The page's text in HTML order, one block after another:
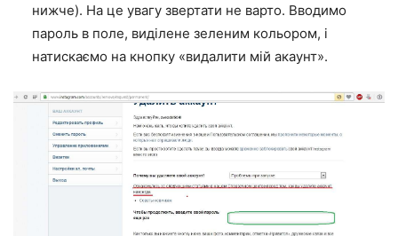
нижче). На це увагу звертати не варто. Вводимо
пароль в поле, виділене зеленим кольором, і
натискаємо на кнопку «видалити мій акаунт».